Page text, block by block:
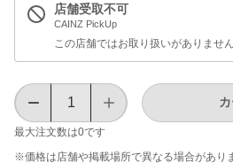
店舗受取不可
CAINZ PickUp
この店舗ではお取り扱いがありません
最大注文数は0です
※価格は​店舗や​掲載場所で​異なる​場合が​あり